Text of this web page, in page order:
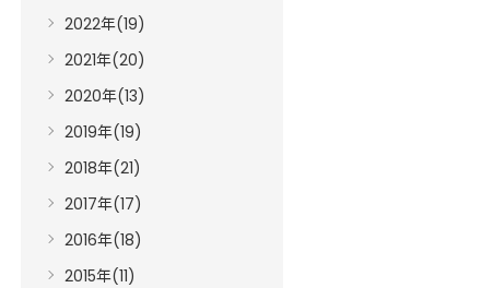
2022年(19)
2021年(20)
2020年(13)
2019年(19)
2018年(21)
2017年(17)
2016年(18)
2015年(11)